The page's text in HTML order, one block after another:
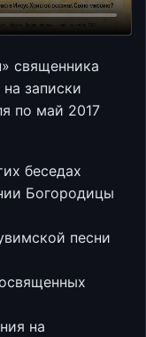
священника
записки
по май 2017
беседах
Богородицы
песни
на